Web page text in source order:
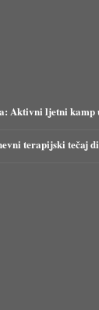
Aktivni ljetni kamp
terapijski tečaj